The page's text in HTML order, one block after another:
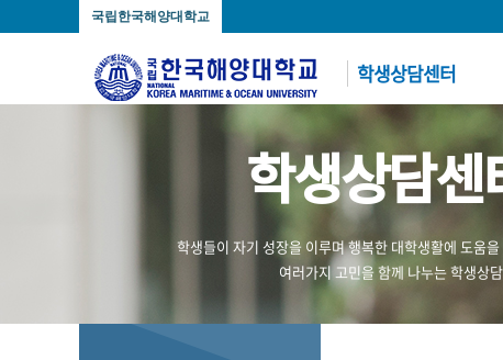
국립한국해양대학교
학생상담센터
학생상담센
학생들이 자기 성장을 이루며 행복한 대학생활에 도움을
여러가지 고민을 함께 나누는 학생상